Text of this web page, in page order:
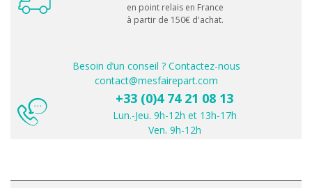
en point relais en France
à partir de 150€ d'achat.
Besoin d’un conseil ? Contactez-nous
contact@mesfairepart.com
+33 (0)4 74 21 08 13
Lun.-Jeu. 9h-12h et 13h-17h
Ven. 9h-12h